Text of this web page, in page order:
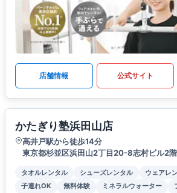
店舗情報 公式サイト
かたぎり塾浜田山店
高井戸駅から徒歩14分
東京都杉並区浜田山2丁目20-8志村ビル2
タオルレンタル シューズレンタル ウェアレ
子連れOK
無料体験 ミネラルウォーター